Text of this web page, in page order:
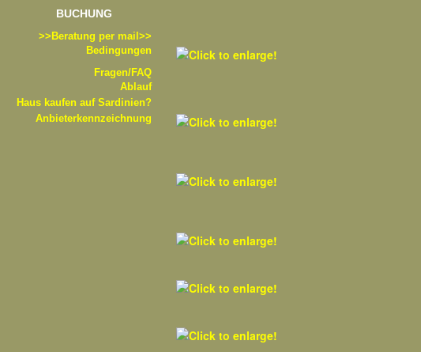
BUCHUNG
>>Beratung per mail>>
Bedingungen
Fragen/FAQ
Ablauf
Haus kaufen auf Sardinien?
Anbieterkennzeichnung